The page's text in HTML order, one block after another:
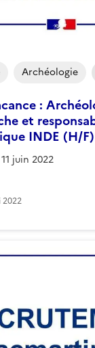
:
et
INDE (H/F)
juin 2022
Archéologie
2022